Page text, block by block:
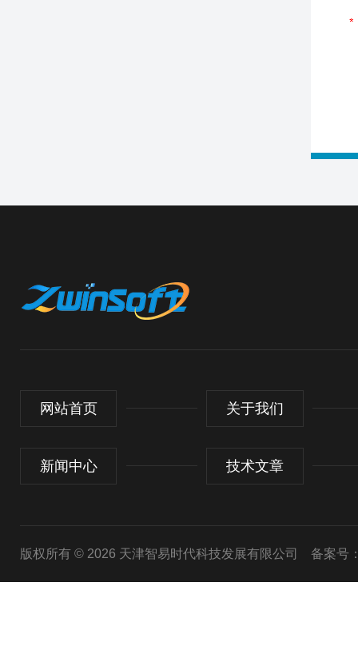
网站首页 关于我们
新闻中心 技术文章
版权所有 © 2026 天津智易时代科技发展有限公司 备案号